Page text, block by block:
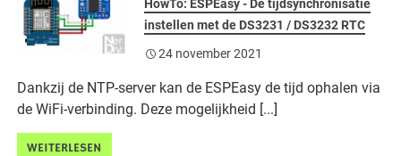
HowTo: ESPEasy - De tijdsynchronisatie
instellen met de DS3231 / DS3232 RTC
24 november 2021
Dankzij de NTP-server kan de ESPEasy de tijd ophalen via
de WiFi-verbinding. Deze mogelijkheid [...]
WEITERLESEN